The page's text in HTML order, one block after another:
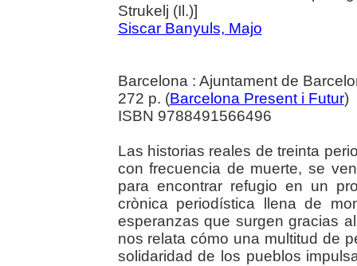
Strukelj (Il.)]
Siscar Banyuls, Majo
Barcelona : Ajuntament de
272 p. (Barcelona Present i Futur)
ISBN 9788491566496
Las historias reales de treinta
con frecuencia de muerte, se
para encontrar refugio en un
crònica periodística llena de
esperanzas que surgen gracias
nos relata cómo una multitud de
solidaridad de los pueblos